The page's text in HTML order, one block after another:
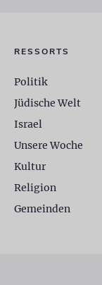
RESSORTS
Politik
Jüdische Welt
Israel
Unsere Woche
Kultur
Religion
Gemeinden